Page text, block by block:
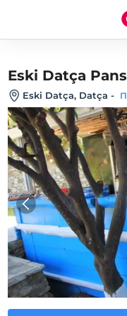
Eski Datça
Eski Datça, Datça -